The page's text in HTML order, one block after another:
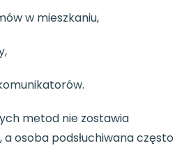
w mieszkaniu,
metod nie zostawia
osoba podsłuchiwana często